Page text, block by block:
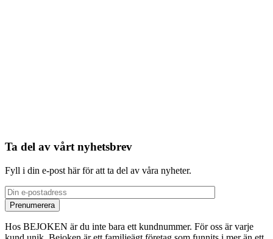
Ta del av vårt nyhetsbrev
Fyll i din e-post här för att ta del av våra nyheter.
Hos BEJOKEN är du inte bara ett kundnummer. För oss är varje